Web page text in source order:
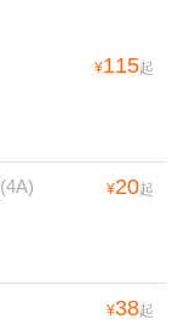
¥115起
(4A) ¥20起
¥38起